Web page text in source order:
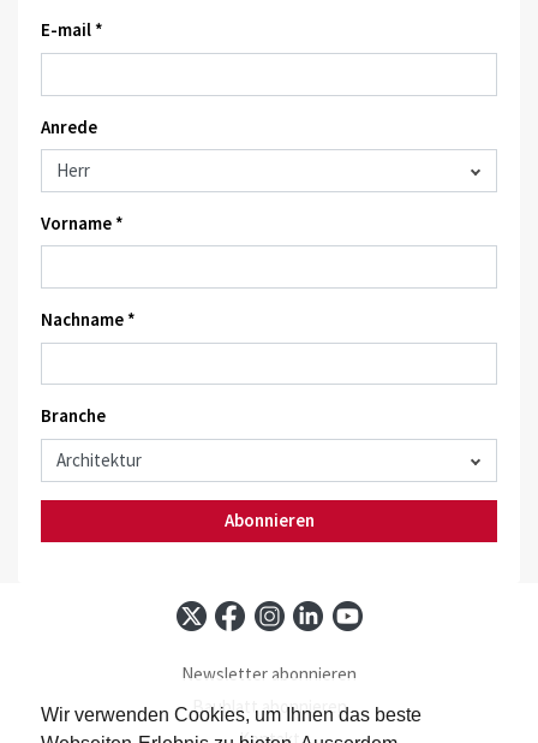
Wir verwenden Cookies, um Ihnen das beste
E-mail *
Anrede
Vorname *
Nachname *
Branche
Abonnieren
Newsletter abonnieren
Baublatt abonnieren